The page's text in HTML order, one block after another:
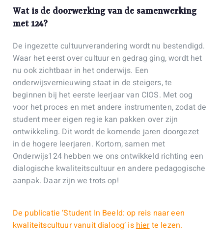
Wat is de doorwerking van de samenwerking
met 124?
De ingezette cultuurverandering wordt nu bestendigd.
Waar het eerst over cultuur en gedrag ging, wordt het
nu ook zichtbaar in het onderwijs. Een
onderwijsvernieuwing staat in de steigers, te
beginnen bij het eerste leerjaar van CIOS. Met oog
voor het proces en met andere instrumenten, zodat de
student meer eigen regie kan pakken over zijn
ontwikkeling. Dit wordt de komende jaren doorgezet
in de hogere leerjaren. Kortom, samen met
Onderwijs124 hebben we ons ontwikkeld richting een
dialogische kwaliteitscultuur en andere pedagogische
aanpak. Daar zijn we trots op!
De publicatie ‘Student In Beeld: op reis naar een
kwaliteitscultuur vanuit dialoog’ ishierte lezen.